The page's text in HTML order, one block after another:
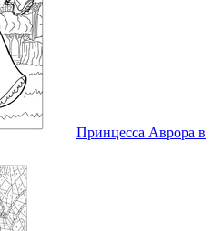
Принцесса Аврора в